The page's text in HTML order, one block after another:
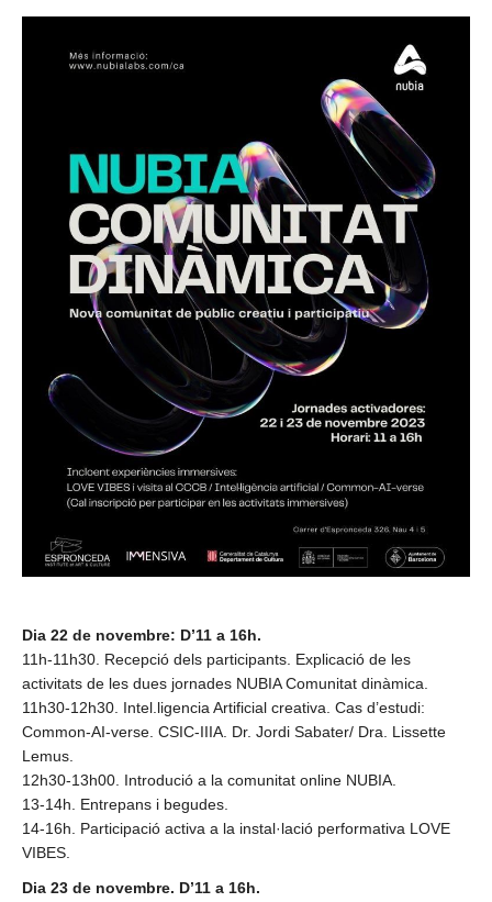
Dia 22 de novembre: D’11 a 16h.
11h-11h30. Recepció dels participants. Explicació de les
activitats de les dues jornades NUBIA Comunitat dinàmica.
11h30-12h30. Intel.ligencia Artificial creativa. Cas d’estudi:
Common-AI-verse. CSIC-IIIA. Dr. Jordi Sabater/ Dra. Lissette
Lemus.
12h30-13h00. Introdució a la comunitat online NUBIA.
13-14h. Entrepans i begudes.
14-16h. Participació activa a la instal·lació performativa LOVE
VIBES.
Dia 23 de novembre. D’11 a 16h.